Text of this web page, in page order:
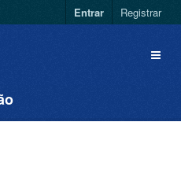
Entrar Registrar